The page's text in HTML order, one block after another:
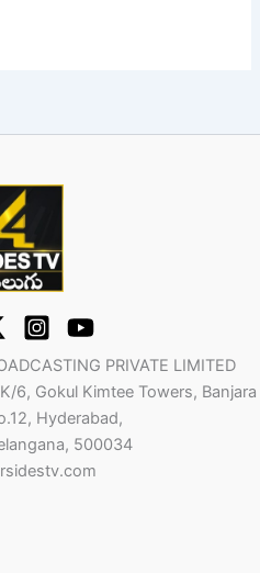
PRIVATE LIMITED
6, Gokul Kimtee Towers, Banjara
Hyderabad,
500034